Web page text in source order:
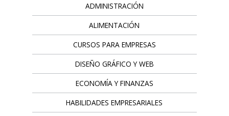
ADMINISTRACIÓN
ALIMENTACIÓN
CURSOS PARA EMPRESAS
DISEÑO GRÁFICO Y WEB
ECONOMÍA Y FINANZAS
HABILIDADES EMPRESARIALES